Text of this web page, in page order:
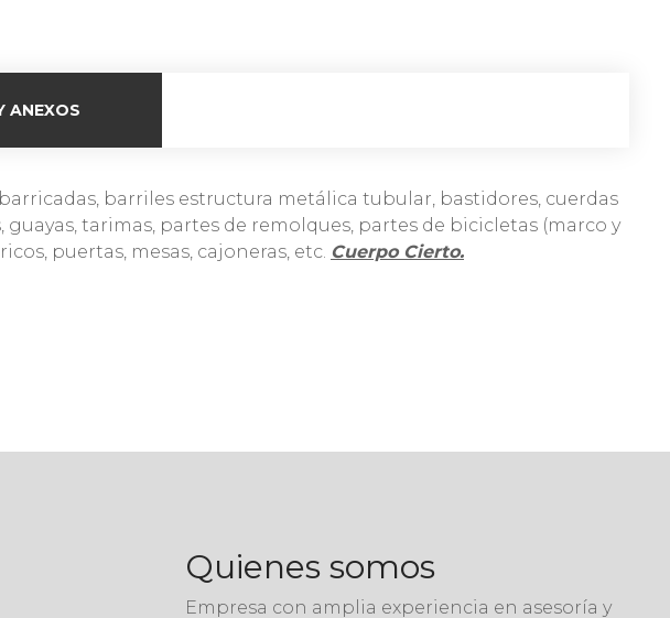
ANEXOS
barriles estructura metálica tubular, bastidores, cuerdas
tarimas, partes de remolques, partes de bicicletas (marco y
puertas, mesas, cajoneras, etc. Cuerpo Cierto.
Quienes somos
Empresa con amplia experiencia en asesoría y